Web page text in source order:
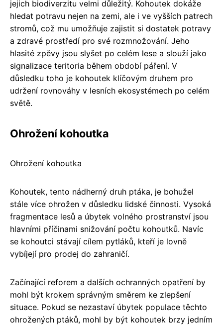
jejich biodiverzitu velmi důležitý. Kohoutek dokáže
hledat potravu nejen na zemi, ale i ve vyšších patrech
stromů, což mu umožňuje zajistit si dostatek potravy
a zdravé prostředí pro své rozmnožování. Jeho
hlasité zpěvy jsou slyšet po celém lese a slouží jako
signalizace teritoria během období páření. V
důsledku toho je kohoutek klíčovým druhem pro
udržení rovnováhy v lesních ekosystémech po celém
světě.
Ohrožení kohoutka
Ohrožení kohoutka
Kohoutek, tento nádherný druh ptáka, je bohužel
stále více ohrožen v důsledku lidské činnosti. Vysoká
fragmentace lesů a úbytek volného prostranství jsou
hlavními příčinami snižování počtu kohoutků. Navíc
se kohoutci stávají cílem pytláků, kteří je lovně
vybíjejí pro prodej do zahraničí.
Začínající reforem a dalších ochranných opatření by
mohl být krokem správným směrem ke zlepšení
situace. Pokud se nezastaví úbytek populace těchto
ohrožených ptáků, mohl by být kohoutek brzy jedním